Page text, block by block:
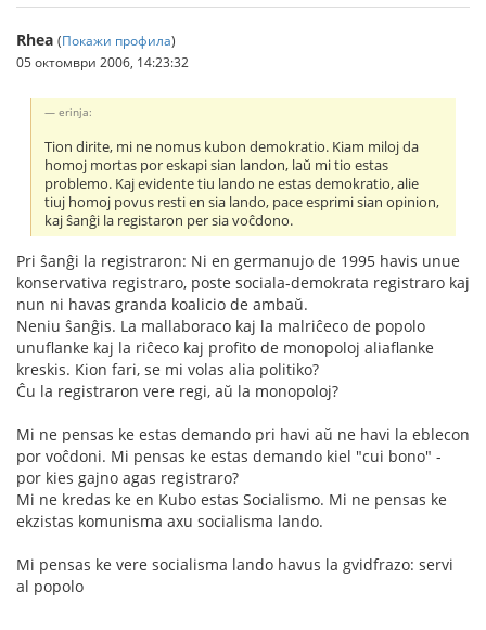
Rhea (Покажи профила)
05 октомври 2006, 14:23:32
erinja:
Tion dirite, mi ne nomus kubon demokratio. Kiam miloj da
homoj mortas por eskapi sian landon, laŭ mi tio estas
problemo. Kaj evidente tiu lando ne estas demokratio, alie
tiuj homoj povus resti en sia lando, pace esprimi sian opinion,
kaj ŝanĝi la registaron per sia voĉdono.
Pri ŝanĝi la registraron: Ni en germanujo de 1995 havis unue
konservativa registraro, poste sociala-demokrata registraro kaj
nun ni havas granda koalicio de ambaŭ.
Neniu ŝanĝis. La mallaboraco kaj la malriĉeco de popolo
unuflanke kaj la riĉeco kaj profito de monopoloj aliaflanke
kreskis. Kion fari, se mi volas alia politiko?
Ĉu la registraron vere regi, aŭ la monopoloj?
Mi ne pensas ke estas demando pri havi aŭ ne havi la eblecon
por voĉdoni. Mi pensas ke estas demando kiel "cui bono" -
por kies gajno agas registraro?
Mi ne kredas ke en Kubo estas Socialismo. Mi ne pensas ke
ekzistas komunisma axu socialisma lando.
Mi pensas ke vere socialisma lando havus la gvidfrazo: servi
al popolo